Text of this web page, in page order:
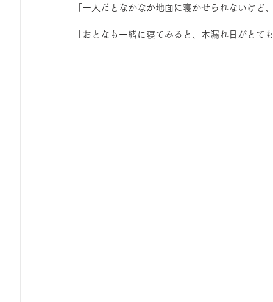
ボランティア養成講座 報告 わくわく山 の
「一人だとなかなか地面に寝かせられないけ
「おとなも一緒に寝てみると、木漏れ日がと